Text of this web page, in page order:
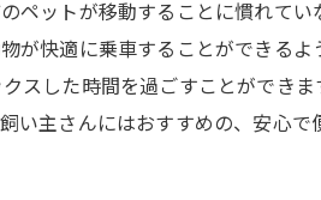
ペットが移動することに慣れて
が快適に乗車することができる
スした時間を過ごすことができ
い主さんにはおすすめの、安心